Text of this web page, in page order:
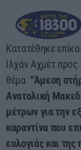
Κατατέθηκε
Ιλχάν Αχμέτ
θέμα “Άμεση
Ανατολική
μέτρων για την
καραντίνα που
ευλογιάς και